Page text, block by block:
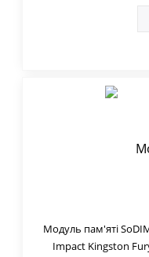
Модуль пам'яті
Impact Kingston